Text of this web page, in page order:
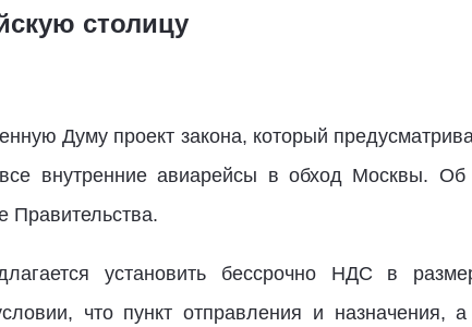
столицу
Думу проект закона, который
внутренние авиарейсы в обход Москвы. Об
Правительства.
установить бессрочно НДС в
что пункт отправления и назначения,